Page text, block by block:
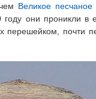
Великое
они проникли в
перешейком, почти